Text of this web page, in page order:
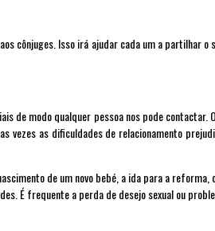
cônjuges. Isso irá ajudar cada um a
de modo qualquer pessoa nos pode
as dificuldades de relacionamento
de um novo bebé, a ida para a
É frequente a perda de desejo sexual ou